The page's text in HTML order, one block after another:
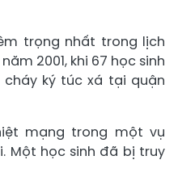
trọng nhất trong lịch
2001, khi 67 học sinh
ký túc xá tại quận
mạng trong một vụ
Một học sinh đã bị truy